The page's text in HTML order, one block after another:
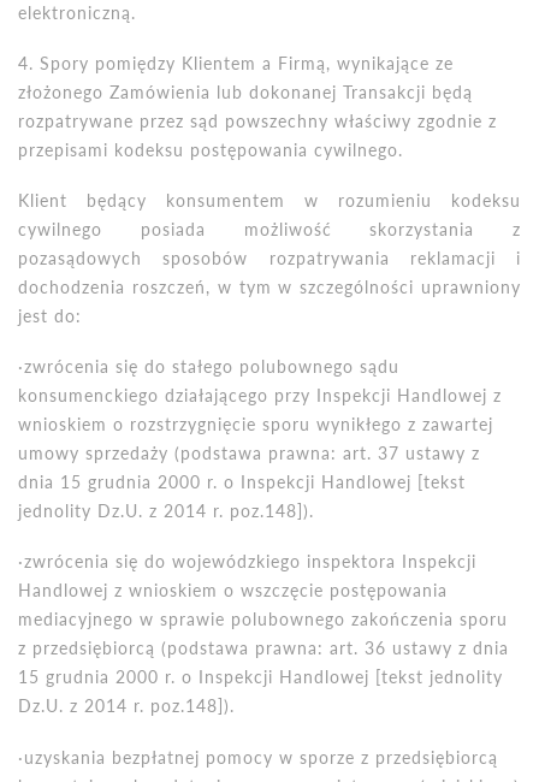
elektroniczną.
4. Spory pomiędzy Klientem a Firmą, wynikające ze
złożonego Zamówienia lub dokonanej Transakcji będą
rozpatrywane przez sąd powszechny właściwy zgodnie z
przepisami kodeksu postępowania cywilnego.
Klient będący konsumentem w rozumieniu kodeksu
cywilnego posiada możliwość skorzystania z
pozasądowych sposobów rozpatrywania reklamacji i
dochodzenia roszczeń, w tym w szczególności uprawniony
jest do:
·zwrócenia się do stałego polubownego sądu
konsumenckiego działającego przy Inspekcji Handlowej z
wnioskiem o rozstrzygnięcie sporu wynikłego z zawartej
umowy sprzedaży (podstawa prawna: art. 37 ustawy z
dnia 15 grudnia 2000 r. o Inspekcji Handlowej [tekst
jednolity Dz.U. z 2014 r. poz.148]).
·zwrócenia się do wojewódzkiego inspektora Inspekcji
Handlowej z wnioskiem o wszczęcie postępowania
mediacyjnego w sprawie polubownego zakończenia sporu
z przedsiębiorcą (podstawa prawna: art. 36 ustawy z dnia
15 grudnia 2000 r. o Inspekcji Handlowej [tekst jednolity
Dz.U. z 2014 r. poz.148]).
·uzyskania bezpłatnej pomocy w sporze z przedsiębiorcą